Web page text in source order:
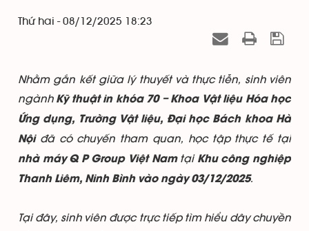
Thứ hai - 08/12/2025 18:23
Nhằm gắn kết giữa lý thuyết và thực tiễn, sinh viên
ngành Kỹ thuật in khóa 70 – Khoa Vật liệu Hóa học
Ứng dụng, Trường Vật liệu, Đại học Bách khoa Hà
Nộiđã có chuyến tham quan, học tập thực tế tại
nhà máy Q P Group Việt NamtạiKhu công nghiệp
Thanh Liêm, Ninh Bình vào ngày 03/12/2025.
Tại đây, sinh viên được trực tiếp tìm hiểu dây chuyền